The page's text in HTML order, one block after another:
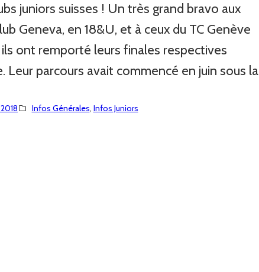
juniors suisses ! Un très grand bravo aux
Geneva, en 18&U, et à ceux du TC Genève
ils ont remporté leurs finales respectives
Leur parcours avait commencé en juin sous la
Infos Générales, Infos Juniors